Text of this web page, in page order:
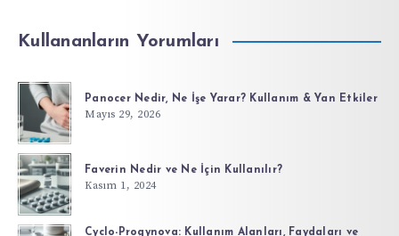
Kullananların Yorumları
Panocer Nedir, Ne İşe Yarar? Kullanım & Yan Etkiler
Mayıs 29, 2026
Faverin Nedir ve Ne İçin Kullanılır?
Kasım 1, 2024
Cyclo-Progynova: Kullanım Alanları, Faydaları ve